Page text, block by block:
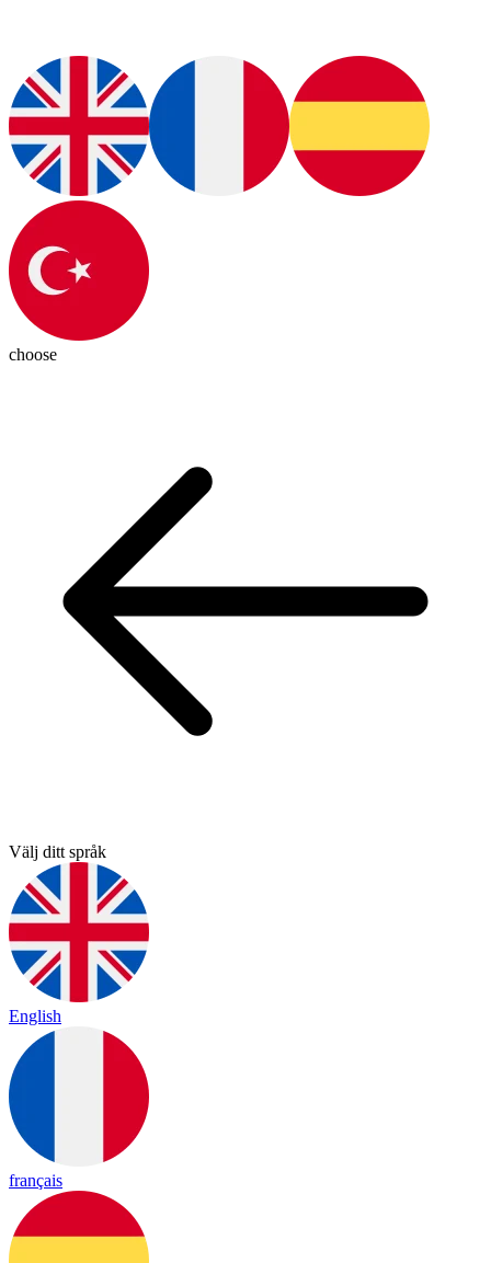
choose
Välj ditt språk
English
français